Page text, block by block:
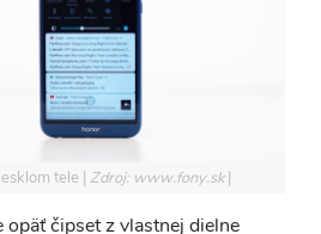
tele Zdroj: www.fony.sk
opäť čipset z vlastnej dielne